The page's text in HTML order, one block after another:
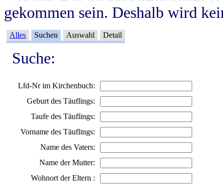
gekommen sein. Deshalb wird
Alles Suchen Auswahl Detail
Suche:
Lfd-Nr im Kirchenbuch:
Geburt des Täuflings:
Taufe des Täuflings:
Vorname des Täuflings:
Name des Vaters:
Name der Mutter:
Wohnort der Eltern :